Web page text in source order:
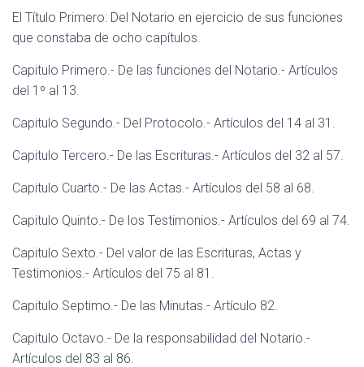
El Título Primero: Del Notario en ejercicio de sus funciones
que constaba de ocho capítulos.
Capitulo Primero.- De las funciones del Notario.- Artículos
del 1º al 13.
Capitulo Segundo.- Del Protocolo.- Artículos del 14 al 31.
Capitulo Tercero.- De las Escrituras.- Artículos del 32 al 57.
Capitulo Cuarto.- De las Actas.- Artículos del 58 al 68.
Capitulo Quinto.- De los Testimonios.- Artículos del 69 al 74.
Capitulo Sexto.- Del valor de las Escrituras, Actas y
Testimonios.- Artículos del 75 al 81.
Capitulo Septimo.- De las Minutas.- Artículo 82.
Capitulo Octavo.- De la responsabilidad del Notario.-
Artículos del 83 al 86.